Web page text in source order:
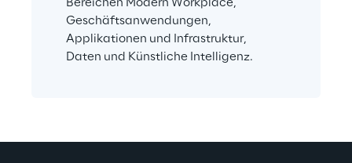
Bereichen Modern Workplace,
Geschäftsanwendungen,
Applikationen und Infrastruktur,
Daten und Künstliche Intelligenz.